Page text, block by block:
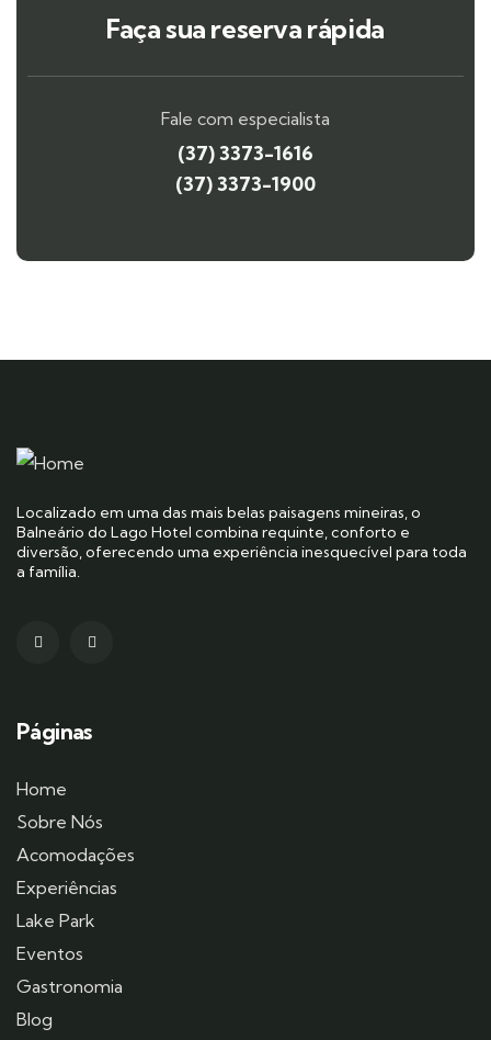
Faça sua reserva rápida
Fale com especialista
(37) 3373-1616
(37) 3373-1900
Localizado em uma das mais belas paisagens mineiras, o
Balneário do Lago Hotel combina requinte, conforto e
diversão, oferecendo uma experiência inesquecível para toda
a família.
Páginas
Home
Sobre Nós
Acomodações
Experiências
Lake Park
Eventos
Gastronomia
Blog